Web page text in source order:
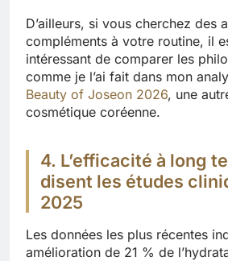
D’ailleurs, si vous cherchez des
compléments à votre routine, il
intéressant de comparer les
comme je l’ai fait dans mon
Beauty of Joseon 2026, une
cosmétique coréenne.
4. L’efficacité à long
disent les études
2025
Les données les plus récentes
amélioration de 21 % de